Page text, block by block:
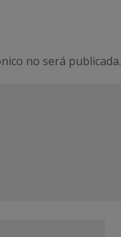
no será publicada.